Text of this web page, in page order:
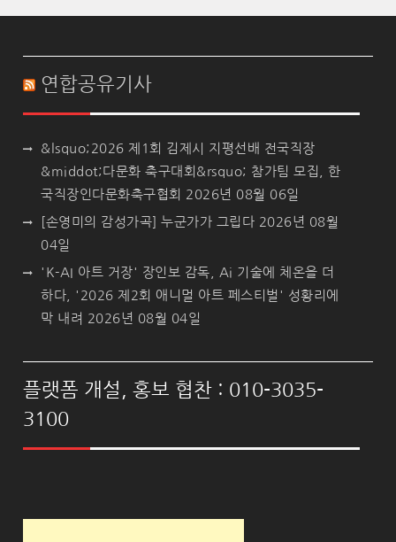
연합공유기사
&lsquo;2026 제1회 김제시 지평선배 전국직장
&middot;다문화 축구대회&rsquo; 참가팀 모집, 한
국직장인다문화축구협회 2026년 08월 06일
[손영미의 감성가곡] 누군가가 그립다 2026년 08월
04일
'K-AI 아트 거장' 장인보 감독, Ai 기술에 체온을 더
하다, '2026 제2회 애니멀 아트 페스티벌' 성황리에
막 내려 2026년 08월 04일
플랫폼 개설, 홍보 협찬 : 010-3035-
3100